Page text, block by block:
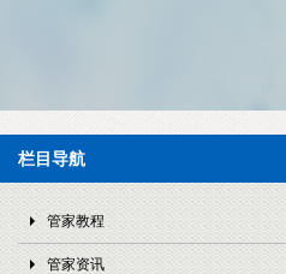
栏目导航
管家教程
管家资讯